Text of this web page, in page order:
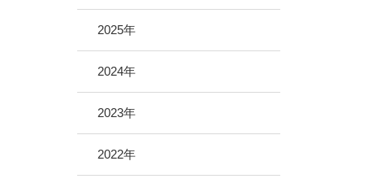
病院救急車のクラウドファンディング
2025年
2024年
2023年
2022年